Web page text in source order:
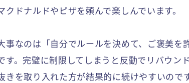
クドナルドやピザを頼んで楽しんでいます。
事なのは「自分でルールを決めて、ご褒美を
す。完璧に制限してしまうと反動でリバウン
きを取り入れた方が結果的に続けやすいのです